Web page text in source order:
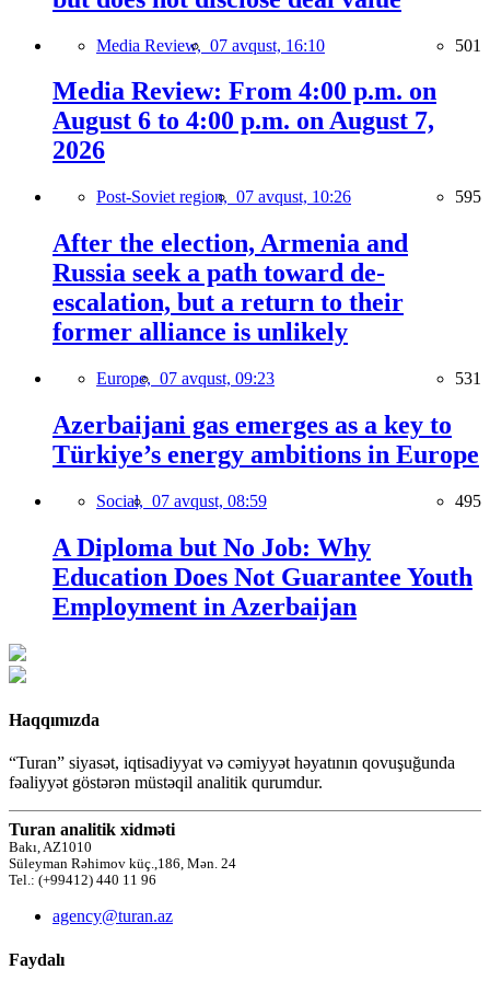
Media Review, 07 avqust, 16:10 501
Media Review: From 4:00 p.m. on
August 6 to 4:00 p.m. on August 7,
2026
Post-Soviet region, 07 avqust, 10:26 595
After the election, Armenia and
Russia seek a path toward de-
escalation, but a return to their
former alliance is unlikely
Europe, 07 avqust, 09:23 531
Azerbaijani gas emerges as a key to
Türkiye’s energy ambitions in Europe
Social, 07 avqust, 08:59 495
A Diploma but No Job: Why
Education Does Not Guarantee Youth
Employment in Azerbaijan
Haqqımızda
“Turan” siyasət, iqtisadiyyat və cəmiyyət həyatının qovuşuğunda
fəaliyyət göstərən müstəqil analitik qurumdur.
Turan analitik xidməti
Bakı, AZ1010
Süleyman Rəhimov küç.,186, Mən. 24
Tel.: (+99412) 440 11 96
agency@turan.az
Faydalı